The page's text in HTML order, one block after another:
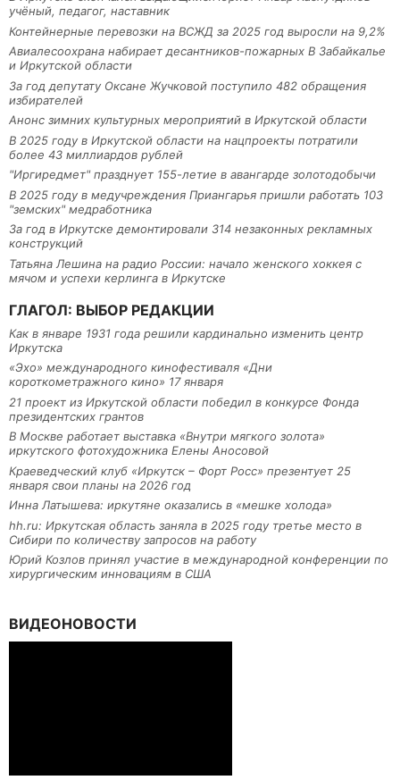
учёный, педагог, наставник
Контейнерные перевозки на ВСЖД за 2025 год выросли на 9,2%
Авиалесоохрана набирает десантников-пожарных В Забайкалье
и Иркутской области
За год депутату Оксане Жучковой поступило 482 обращения
избирателей
Анонс зимних культурных мероприятий в Иркутской области
В 2025 году в Иркутской области на нацпроекты потратили
более 43 миллиардов рублей
"Иргиредмет" празднует 155-летие в авангарде золотодобычи
В 2025 году в медучреждения Приангарья пришли работать 103
"земских" медработника
За год в Иркутске демонтировали 314 незаконных рекламных
конструкций
Татьяна Лешина на радио России: начало женского хоккея с
мячом и успехи керлинга в Иркутске
ГЛАГОЛ: ВЫБОР РЕДАКЦИИ
Как в январе 1931 года решили кардинально изменить центр
Иркутска
«Эхо» международного кинофестиваля «Дни
короткометражного кино» 17 января
21 проект из Иркутской области победил в конкурсе Фонда
президентских грантов
В Москве работает выставка «Внутри мягкого золота»
иркутского фотохудожника Елены Аносовой
Краеведческий клуб «Иркутск – Форт Росс» презентует 25
января свои планы на 2026 год
Инна Латышева: иркутяне оказались в «мешке холода»
hh.ru: Иркутская область заняла в 2025 году третье место в
Сибири по количеству запросов на работу
Юрий Козлов принял участие в международной конференции по
хирургическим инновациям в США
ВИДЕОНОВОСТИ